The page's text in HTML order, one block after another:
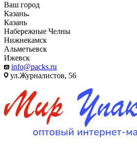
Ваш город
Казань
Казань
Набережные Челны
Нижнекамск
Альметьевск
Ижевск
info@packs.ru
ул.Журналистов, 56